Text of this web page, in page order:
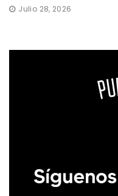
Julio 28, 2026